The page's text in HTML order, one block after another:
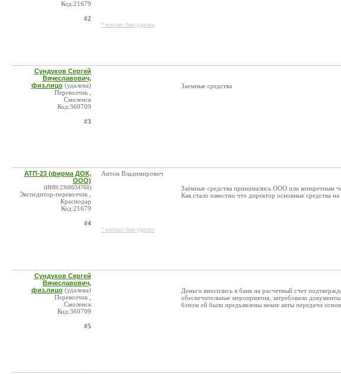
Код:21679
#2
* контакт был удален
Сундуков Сергей
Вячеславович,
физ.лицо (удалена)
Перевозчик ,
Смоленск
Код:360709
#3
Заемные средства
АТП-23 (фирма ДОК,
ООО)
(ИНН:2308034768)
Экспедитор-перевозчик ,
Краснодар
Код:21679
#4
Антон Владимирович
* контакт был удален
Заёмные средства принимались ООО или конкретным
Как стало известно что директор основные средства
Сундуков Сергей
Вячеславович,
физ.лицо (удалена)
Перевозчик ,
Смоленск
Код:360709
#5
Деньги вносились в банк на расчетный счет
обеспечительные мероприятия, затребовали
бэпом ей были предъявлены некие акты передачи